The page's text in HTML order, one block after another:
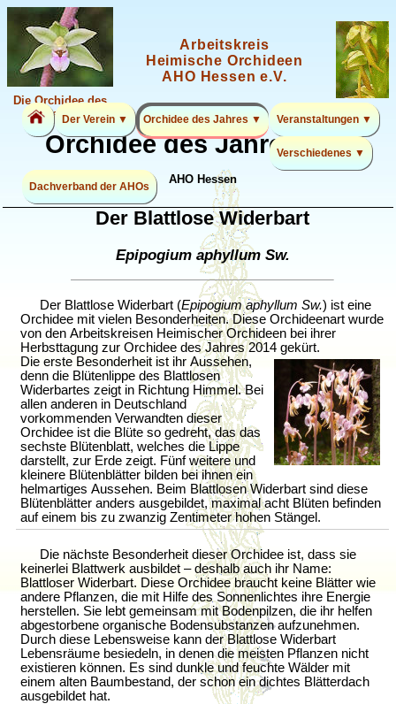
Die Orchidee des
Jahres 2026
Arbeitskreis
Heimische Orchideen
AHO Hessen e.V.
Der Verein ▼ Orchidee des Jahres ▼ Veranstaltungen ▼
Verschiedenes ▼
Dachverband der AHOs
Orchidee des Jahres 2014
AHO Hessen
Der Blattlose Widerbart
Epipogium aphyllum Sw.
Der Blattlose Widerbart (Epipogium aphyllum Sw.) ist eine
Orchidee mit vielen Besonderheiten. Diese Orchideenart wurde
von den Arbeitskreisen Heimischer Orchideen bei ihrer
Herbsttagung zur Orchidee des Jahres 2014 gekürt.
Die erste Besonderheit ist ihr Aussehen,
denn die Blütenlippe des Blattlosen
Widerbartes zeigt in Richtung Himmel. Bei
allen anderen in Deutschland
vorkommenden Verwandten dieser
Orchidee ist die Blüte so gedreht, das das
sechste Blütenblatt, welches die Lippe
darstellt, zur Erde zeigt. Fünf weitere und
kleinere Blütenblätter bilden bei ihnen ein
helmartiges Aussehen. Beim Blattlosen Widerbart sind diese
Blütenblätter anders ausgebildet, maximal acht Blüten befinden
auf einem bis zu zwanzig Zentimeter hohen Stängel.
Die nächste Besonderheit dieser Orchidee ist, dass sie
keinerlei Blattwerk ausbildet – deshalb auch ihr Name:
Blattloser Widerbart. Diese Orchidee braucht keine Blätter wie
andere Pflanzen, die mit Hilfe des Sonnenlichtes ihre Energie
herstellen. Sie lebt gemeinsam mit Bodenpilzen, die ihr helfen
abgestorbene organische Bodensubstanzen aufzunehmen.
Durch diese Lebensweise kann der Blattlose Widerbart
Lebensräume besiedeln, in denen die meisten Pflanzen nicht
existieren können. Es sind dunkle und feuchte Wälder mit
einem alten Baumbestand, der schon ein dichtes Blätterdach
ausgebildet hat.